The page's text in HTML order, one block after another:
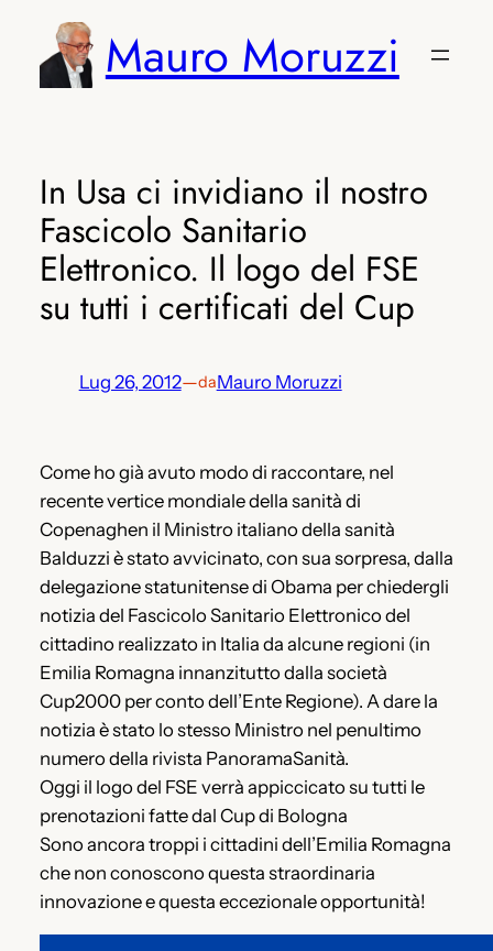
contenuto
Mauro Moruzzi
In Usa ci invidiano il nostro
Fascicolo Sanitario
Elettronico. Il logo del FSE
su tutti i certificati del Cup
Lug 26, 2012—daMauro Moruzzi
Come ho già avuto modo di raccontare, nel
recente vertice mondiale della sanità di
Copenaghen il Ministro italiano della sanità
Balduzzi è stato avvicinato, con sua sorpresa, dalla
delegazione statunitense di Obama per chiedergli
notizia del Fascicolo Sanitario Elettronico del
cittadino realizzato in Italia da alcune regioni (in
Emilia Romagna innanzitutto dalla società
Cup2000 per conto dell’Ente Regione). A dare la
notizia è stato lo stesso Ministro nel penultimo
numero della rivista PanoramaSanità.
Oggi il logo del FSE verrà appiccicato su tutti le
prenotazioni fatte dal Cup di Bologna
Sono ancora troppi i cittadini dell’Emilia Romagna
che non conoscono questa straordinaria
innovazione e questa eccezionale opportunità!